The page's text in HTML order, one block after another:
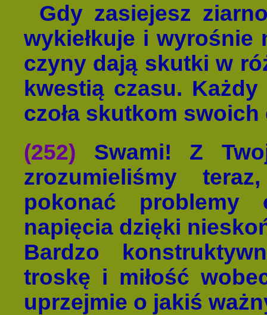
Gdy zasiejesz
wykiełkuje i wyrośnie
czyny dają skutki w
kwestią czasu.
czoła skutkom swoich
(252) Swami! Z
zrozumieliśmy
pokonać
napięcia dzięki
Bardzo
troskę i miłość
uprzejmie o jakiś